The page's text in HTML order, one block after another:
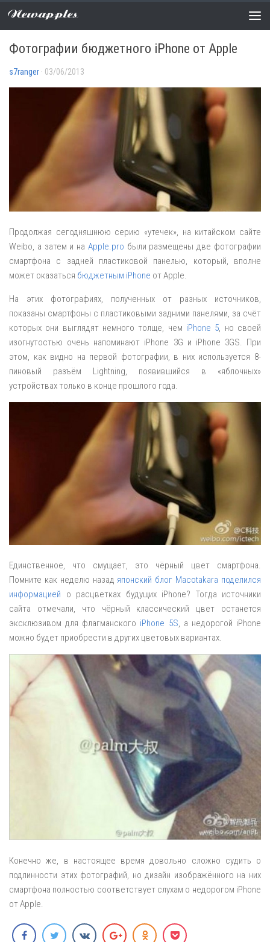
Newapples
СЛУХИ 0 COMMENTS
Фотографии бюджетного iPhone от Apple
s7ranger · 03/06/2013
Продолжая сегодняшнюю серию «утечек», на китайском сайте
Weibo, а затем и на Apple.pro были размещены две фотографии
смартфона с задней пластиковой панелью, который, вполне
может оказаться бюджетным iPhone от Apple.
На этих фотографиях, полученных от разных источников,
показаны смартфоны с пластиковыми задними панелями, за счёт
которых они выглядят немного толще, чем iPhone 5 , но своей
изогнутостью очень напоминают iPhone 3G и iPhone 3GS. При
этом, как видно на первой фотографии, в них используется 8-
пиновый разъём Lightning, появившийся в «яблочных»
устройствах только в конце прошлого года.
Единственное, что смущает, это чёрный цвет смартфона.
Помните как неделю назад японский блог Macotakara поделился
информацией о расцветках будущих iPhone? Тогда источники
сайта отмечали, что чёрный классический цвет останется
эксклюзивом для флагманского iPhone 5S, а недорогой iPhone
можно будет приобрести в других цветовых вариантах.
Конечно же, в настоящее время довольно сложно судить о
подлинности этих фотографий, но дизайн изображённого на них
смартфона полностью соответствует слухам о недорогом iPhone
от Apple.